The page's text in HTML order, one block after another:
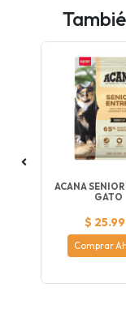
ACANA SENIOR
GATO
$
Comprar